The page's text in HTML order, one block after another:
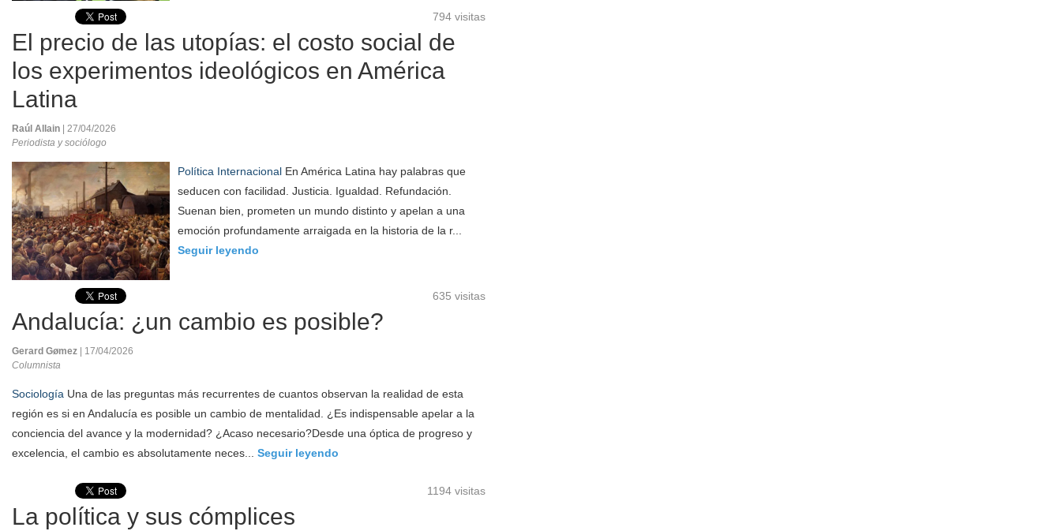
794 visitas
El precio de las utopías: el costo social de
los experimentos ideológicos en América
Latina
Raúl Allain
| 27/04/2026
Periodista y sociólogo
Política Internacional En América Latina hay palabras que
seducen con facilidad. Justicia. Igualdad. Refundación.
Suenan bien, prometen un mundo distinto y apelan a una
emoción profundamente arraigada en la historia de la r...
Seguir leyendo
635 visitas
Andalucía: ¿un cambio es posible?
Gerard Gømez
| 17/04/2026
Columnista
Sociología Una de las preguntas más recurrentes de cuantos observan la realidad de esta
región es si en Andalucía es posible un cambio de mentalidad. ¿Es indispensable apelar a la
conciencia del avance y la modernidad? ¿Acaso necesario?Desde una óptica de progreso y
excelencia, el cambio es absolutamente neces... Seguir leyendo
1194 visitas
La política y sus cómplices